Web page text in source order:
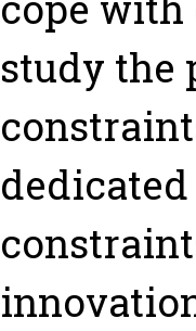
study the
dedicated